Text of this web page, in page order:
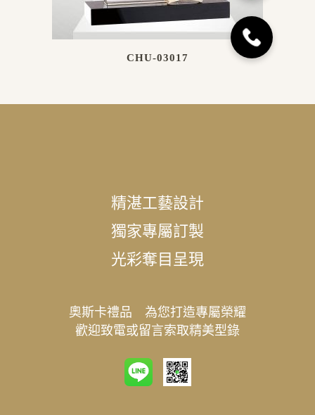
CHU-03017
精湛工藝設計
獨家專屬訂製
光彩奪目呈現
奧斯卡禮品 為您打造專屬榮耀
歡迎致電或留言索取精美型錄